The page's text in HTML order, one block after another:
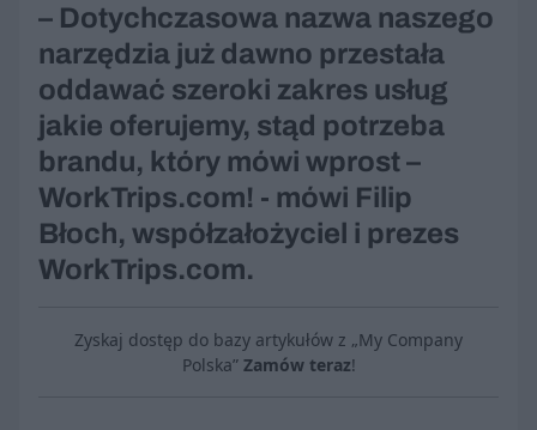
– Dotychczasowa nazwa naszego
narzędzia już dawno przestała
oddawać szeroki zakres usług
jakie oferujemy, stąd potrzeba
brandu, który mówi wprost –
WorkTrips.com! - mówi Filip
Błoch, współzałożyciel i prezes
WorkTrips.com.
Zyskaj dostęp do bazy artykułów z „My Company
Polska” Zamów teraz!